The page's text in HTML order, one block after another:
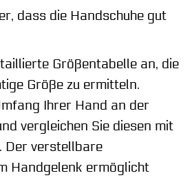
dass die Handschuhe gut
Größentabelle an, die
Größe zu ermitteln.
Ihrer Hand an der
vergleichen Sie diesen mit
Der verstellbare
Handgelenk ermöglicht